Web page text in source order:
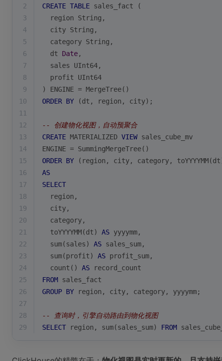
2 CREATE TABLE sales_fact (
3
  region String,
4
  city String,
5
  category String,
6
  dt
Date,
7
  sales UInt64,
8
  profit UInt64
9
) ENGINE = MergeTree()
10
ORDER BY (dt, region, city);
11
12
-- 创建物化视图，自动预聚合
13
CREATE MATERIALIZED VIEW sales_cube_mv
14
ENGINE = SummingMergeTree()
15
ORDER BY (region, city, category,
16
AS
17
SELECT
18
  region,
19
  city,
20
  category,
21
  toYYYYMM(dt)
AS yyyymm,
22
sum(sales) AS sales_sum,
23
sum(profit) AS profit_sum,
24
count () AS record_count
25
FROM sales_fact
26
GROUP BY region, city, category, yyyymm;
27
28
-- 查询时，引擎自动路由到物化视图
29
SELECT region, sum(sales_sum) FROM